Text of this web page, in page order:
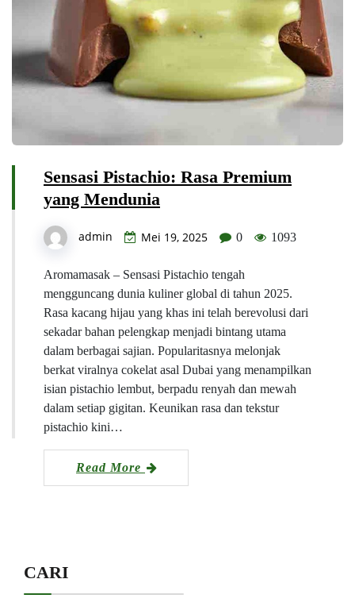
Sensasi Pistachio: Rasa Premium
yang Mendunia
admin Mei 19, 2025 0 1093
Aromamasak – Sensasi Pistachio tengah
mengguncang dunia kuliner global di tahun 2025.
Rasa kacang hijau yang khas ini telah berevolusi dari
sekadar bahan pelengkap menjadi bintang utama
dalam berbagai sajian. Popularitasnya melonjak
berkat viralnya cokelat asal Dubai yang menampilkan
isian pistachio lembut, berpadu renyah dan mewah
dalam setiap gigitan. Keunikan rasa dan tekstur
pistachio kini…
Read More
CARI